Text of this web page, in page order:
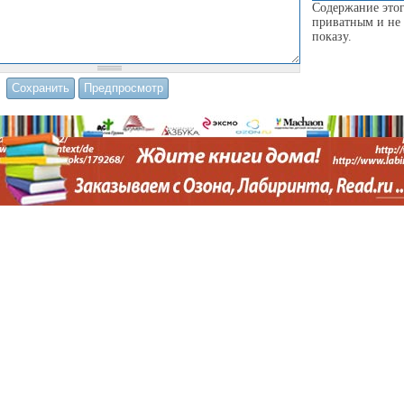
Содержание
приватным и не
показу.